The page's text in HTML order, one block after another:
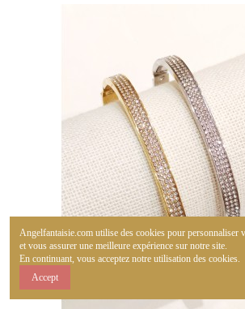
Angelfantaisie.com utilise des cookies pour personnaliser
et vous assurer une meilleure expérience sur notre site.
En continuant, vous acceptez notre utilisation des cookies.
Accept